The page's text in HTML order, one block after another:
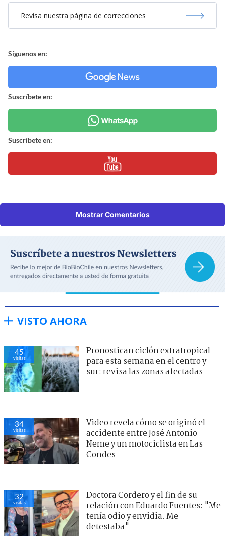
Revisa nuestra página de correcciones
Síguenos en:
Suscríbete en:
Suscríbete en:
Mostrar Comentarios
VISTO AHORA
45
visitas
Pronostican ciclón extratropical
para esta semana en el centro y
sur: revisa las zonas afectadas
34
visitas
Video revela cómo se originó el
accidente entre José Antonio
Neme y un motociclista en Las
Condes
32
visitas
Doctora Cordero y el fin de su
relación con Eduardo Fuentes: "Me
tenía odio y envidia. Me
detestaba"